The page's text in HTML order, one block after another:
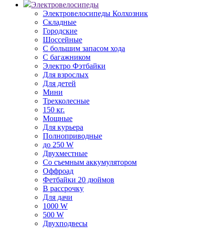
Электровелосипеды
Электровелосипеды Колхозник
Складные
Городские
Шоссейные
С большим запасом хода
С багажником
Электро Фэтбайки
Для взрослых
Для детей
Мини
Трехколесные
150 кг.
Мощные
Для курьера
Полноприводные
до 250 W
Двухместные
Со съемным аккумулятором
Оффроад
Фетбайки 20 дюймов
В рассрочку
Для дачи
1000 W
500 W
Двухподвесы